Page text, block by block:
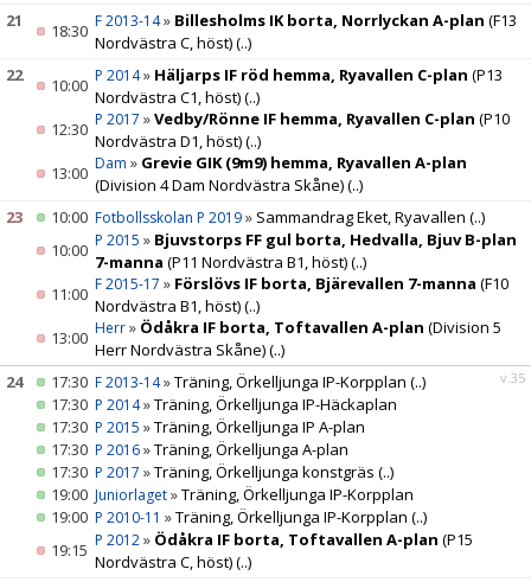
21
18:30 F 2013-14» Billesholms IK borta, Norrlyckan A-plan (F13
Nordvästra C, höst)(..)
22
10:00 P 2014» Häljarps IF röd hemma, Ryavallen C-plan (P13
Nordvästra C1, höst)(..)
12:30 P 2017 »Vedby/Rönne IF hemma, Ryavallen C-plan (P10
Nordvästra D1, höst)(..)
13:00 Dam » Grevie GIK (9m9) hemma, Ryavallen A-plan
(Division 4 Dam Nordvästra Skåne)(..)
23
10:00 Fotbollsskolan P 2019» Sammandrag Eket, Ryavallen (..)
10:00 P 2015 » Bjuvstorps FF gul borta, Hedvalla, Bjuv B-plan
7-manna (P11 Nordvästra B1, höst)(..)
11:00 F 2015-17 » Förslövs IF borta, Bjärevallen 7-manna (F10
Nordvästra B1, höst)(..)
13:00 Herr» Ödåkra IF borta, Toftavallen A-plan (Division 5
Herr Nordvästra Skåne)(..)
v.35
24 17:30 F 2013-14»Träning, Örkelljunga IP-Korpplan (..)
17:30 P 2014»Träning, Örkelljunga IP-Häckaplan
17:30 P 2015 »Träning, Örkelljunga IP A-plan
17:30 P 2016»Träning, Örkelljunga A-plan
17:30 P 2017 »Träning, Örkelljunga konstgräs (..)
19:00 Juniorlaget»Träning, Örkelljunga IP-Korpplan
19:00 P 2010-11 »Träning, Örkelljunga IP-Korpplan (..)
19:15 P 2012» Ödåkra IF borta, Toftavallen A-plan (P15
Nordvästra C, höst)(..)